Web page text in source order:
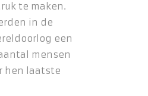
te maken.
in de
een
mensen
hen laatste